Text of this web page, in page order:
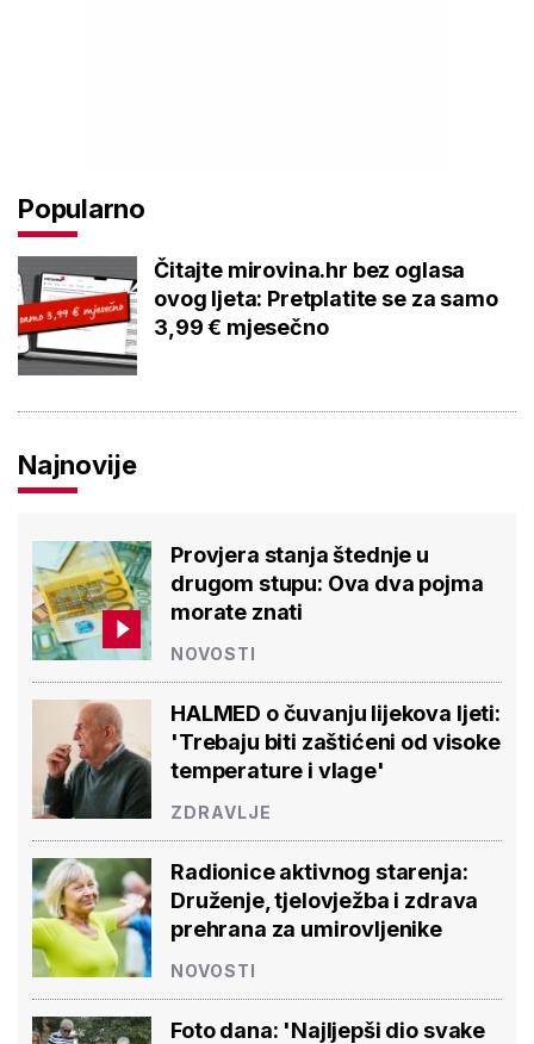
Popularno
Čitajte mirovina.hr bez oglasa
ovog ljeta: Pretplatite se za samo
3,99 € mjesečno
Najnovije
Provjera stanja štednje u
drugom stupu: Ova dva pojma
morate znati
NOVOSTI
HALMED o čuvanju lijekova ljeti:
'Trebaju biti zaštićeni od visoke
temperature i vlage'
ZDRAVLJE
Radionice aktivnog starenja:
Druženje, tjelovježba i zdrava
prehrana za umirovljenike
NOVOSTI
Foto dana: 'Najljepši dio svake